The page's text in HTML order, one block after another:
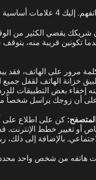
أساسية لـ
شريكك يقضي الكثير من
تكونين قريبة منه، يتوقف
مرور على الهاتف، فقد
خزانة الهاتف لقفل
إخفاء بعض التطبيقات
على أن زوجك يراسل شخصاً
كن على اطلاع على
أو تغيير خطط
بالإضافة إلى ذلك،
هاتفه من شخص واحد